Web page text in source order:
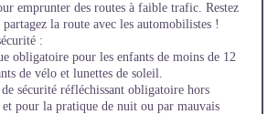
emprunter des routes à faible trafic. Restez
la route avec les automobilistes !
:
obligatoire pour les enfants de moins de 12
de vélo et lunettes de soleil.
sécurité réfléchissant obligatoire hors
pour la pratique de nuit ou par mauvais